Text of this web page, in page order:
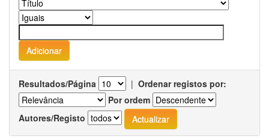
Resultados/Página | Ordenar registos por:
Por ordem
Autores/Registo